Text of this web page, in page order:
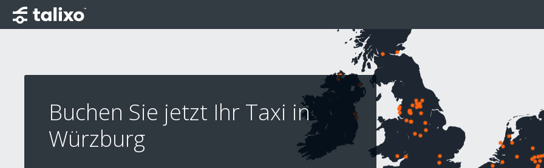
Buchen Sie jetzt Ihr Taxi in
Würzburg